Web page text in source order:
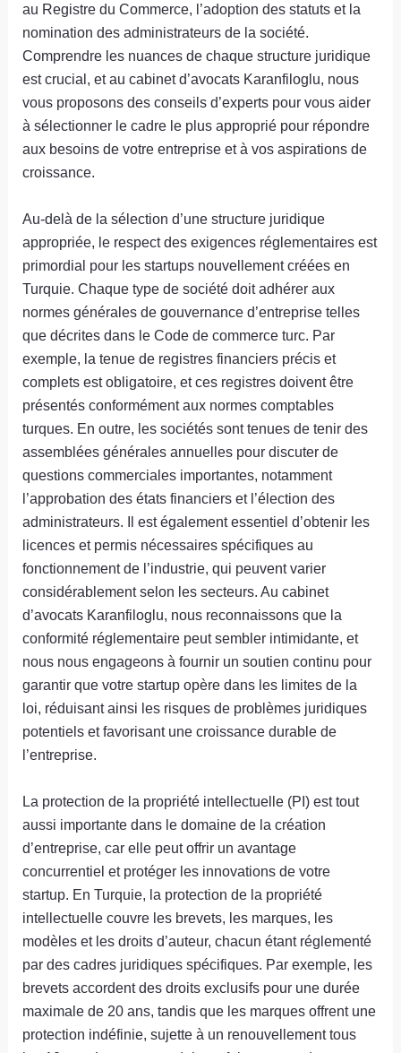
au Registre du Commerce, l’adoption des statuts et la
nomination des administrateurs de la société.
Comprendre les nuances de chaque structure juridique
est crucial, et au cabinet d’avocats Karanfiloglu, nous
vous proposons des conseils d’experts pour vous aider
à sélectionner le cadre le plus approprié pour répondre
aux besoins de votre entreprise et à vos aspirations de
croissance.
Au-delà de la sélection d’une structure juridique
appropriée, le respect des exigences réglementaires est
primordial pour les startups nouvellement créées en
Turquie. Chaque type de société doit adhérer aux
normes générales de gouvernance d’entreprise telles
que décrites dans le Code de commerce turc. Par
exemple, la tenue de registres financiers précis et
complets est obligatoire, et ces registres doivent être
présentés conformément aux normes comptables
turques. En outre, les sociétés sont tenues de tenir des
assemblées générales annuelles pour discuter de
questions commerciales importantes, notamment
l’approbation des états financiers et l’élection des
administrateurs. Il est également essentiel d’obtenir les
licences et permis nécessaires spécifiques au
fonctionnement de l’industrie, qui peuvent varier
considérablement selon les secteurs. Au cabinet
d’avocats Karanfiloglu, nous reconnaissons que la
conformité réglementaire peut sembler intimidante, et
nous nous engageons à fournir un soutien continu pour
garantir que votre startup opère dans les limites de la
loi, réduisant ainsi les risques de problèmes juridiques
potentiels et favorisant une croissance durable de
l’entreprise.
La protection de la propriété intellectuelle (PI) est tout
aussi importante dans le domaine de la création
d’entreprise, car elle peut offrir un avantage
concurrentiel et protéger les innovations de votre
startup. En Turquie, la protection de la propriété
intellectuelle couvre les brevets, les marques, les
modèles et les droits d’auteur, chacun étant réglementé
par des cadres juridiques spécifiques. Par exemple, les
brevets accordent des droits exclusifs pour une durée
maximale de 20 ans, tandis que les marques offrent une
protection indéfinie, sujette à un renouvellement tous